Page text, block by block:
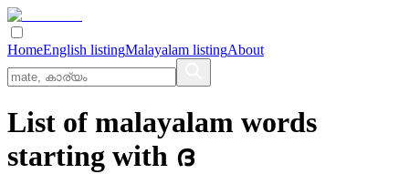
HomeEnglish listingMalayalam listingAbout
List of malayalam words
starting with ദ